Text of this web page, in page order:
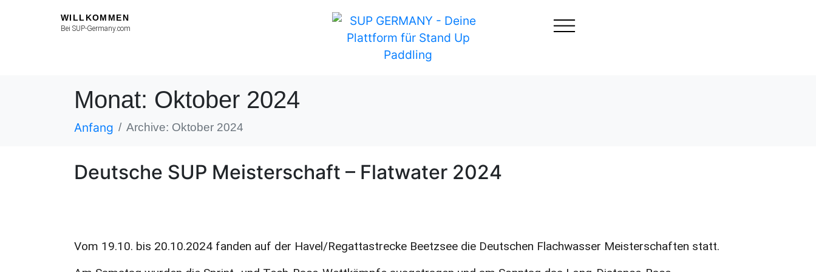
WILLKOMMEN
Bei SUP-Germany.com
Monat: Oktober 2024
Anfang Archive: Oktober 2024
Deutsche SUP Meisterschaft – Flatwater 2024
Vom 19.10. bis 20.10.2024 fanden auf der Havel/Regattastrecke Beetzsee die Deutschen Flachwasser Meisterschaften statt.